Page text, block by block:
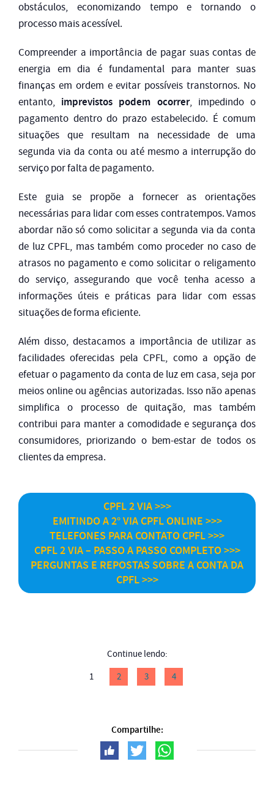
obstáculos, economizando tempo e tornando o
processo mais acessível.
Compreender a importância de pagar suas contas de
energia em dia é fundamental para manter suas
finanças em ordem e evitar possíveis transtornos. No
entanto, imprevistos podem ocorrer, impedindo o
pagamento dentro do prazo estabelecido. É comum
situações que resultam na necessidade de uma
segunda via da conta ou até mesmo a interrupção do
serviço por falta de pagamento.
Este guia se propõe a fornecer as orientações
necessárias para lidar com esses contratempos. Vamos
abordar não só como solicitar a segunda via da conta
de luz CPFL, mas também como proceder no caso de
atrasos no pagamento e como solicitar o religamento
do serviço, assegurando que você tenha acesso a
informações úteis e práticas para lidar com essas
situações de forma eficiente.
Além disso, destacamos a importância de utilizar as
facilidades oferecidas pela CPFL, como a opção de
efetuar o pagamento da conta de luz em casa, seja por
meios online ou agências autorizadas. Isso não apenas
simplifica o processo de quitação, mas também
contribui para manter a comodidade e segurança dos
consumidores, priorizando o bem-estar de todos os
clientes da empresa.
CPFL 2 VIA >>>
EMITINDO A 2° VIA CPFL ONLINE >>>
TELEFONES PARA CONTATO CPFL >>>
CPFL 2 VIA – PASSO A PASSO COMPLETO >>>
PERGUNTAS E REPOSTAS SOBRE A CONTA DA
CPFL >>>
Continue lendo:
1
2 3 4
Compartilhe: